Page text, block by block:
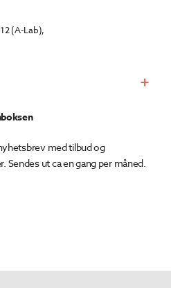
(A-Lab),
med tilbud og
ut ca en gang per måned.